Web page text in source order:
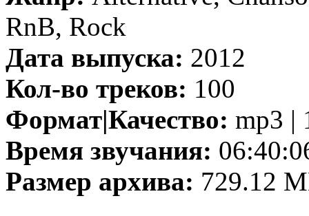
RnB, Rock
Дата выпуска: 2012
Кол-во треков: 100
Формат|Качество: mp3 |
Время звучания:
Размер архива: 729.12